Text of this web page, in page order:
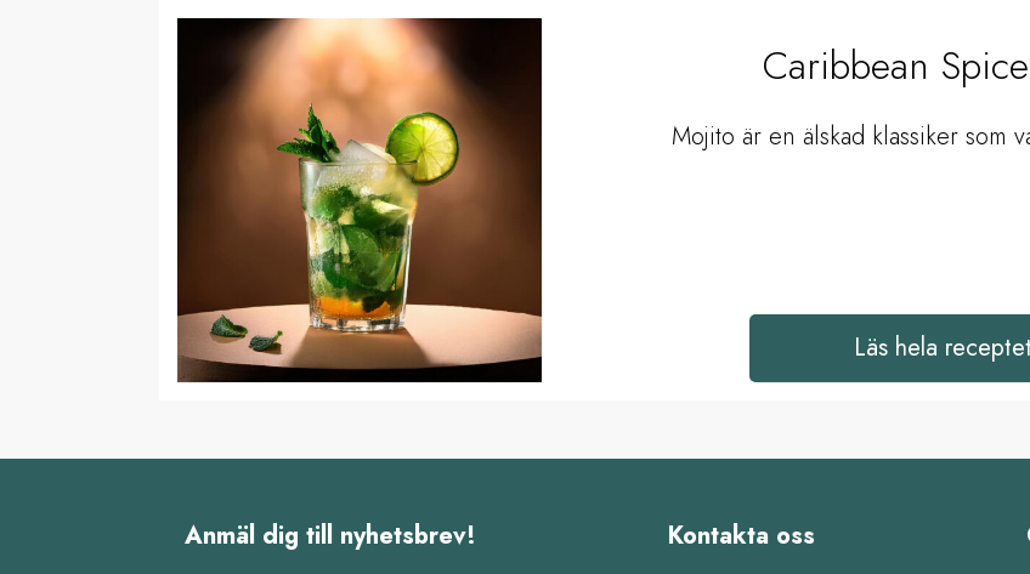
Caribbean
Mojito är en älskad klassiker som
Läs hela
Anmäl dig till nyhetsbrev! Kontakta oss